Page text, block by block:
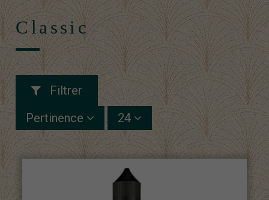
Classic
Filtrer
Pertinence
24